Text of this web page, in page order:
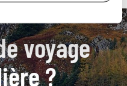
voyage
?